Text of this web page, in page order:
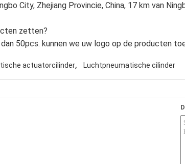
City, Zhejiang Provincie, China, 17 km van
zetten?
50pcs. kunnen we uw logo op de producten
actuatorcilinder, Luchtpneumatische cilinder